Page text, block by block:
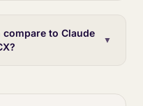
compare to Claude
▼